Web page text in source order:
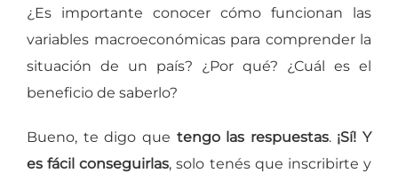
¿Es importante conocer cómo funcionan las
variables macroeconómicas para comprender la
situación de un país? ¿Por qué? ¿Cuál es el
beneficio de saberlo?
Bueno, te digo que tengo las respuestas. ¡Sí! Y
es fácil conseguirlas, solo tenés que inscribirte y